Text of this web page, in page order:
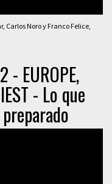
Carlos Noro y Franco Felice,
EUROPE,
- Lo que